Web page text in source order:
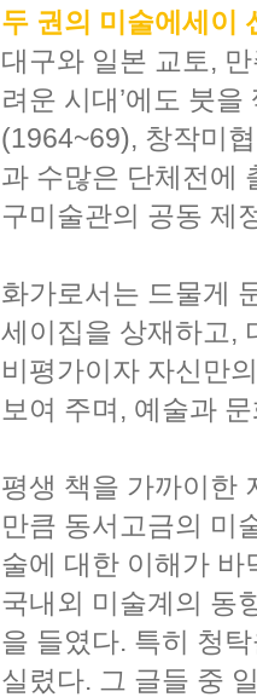
두 권의 미술에세이
대구와 일본 교토,
려운 시대’에도 붓
(1964~69), 창작미
과 수많은 단체전에
구미술관의 공동 제
화가로서는 드물게
세이집을 상재하고,
비평가이자 자신만
보여 주며, 예술과
평생 책을 가까이한
만큼 동서고금의 미
술에 대한 이해가 바
국내외 미술계의 동
을 들였다. 특히 청
실렸다. 그 글들 중